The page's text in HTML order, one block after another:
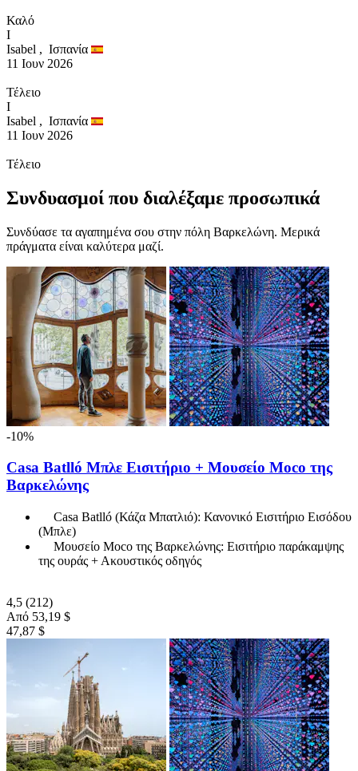
Καλό
I
Isabel , Ισπανία
11 Ιουν 2026
Τέλειο
I
Isabel , Ισπανία
11 Ιουν 2026
Τέλειο
Συνδυασμοί που διαλέξαμε προσωπικά
Συνδύασε τα αγαπημένα σου στην πόλη Βαρκελώνη. Μερικά
πράγματα είναι καλύτερα μαζί.
-10%
Casa Batlló Μπλε Εισιτήριο + Μουσείο Moco της
Βαρκελώνης
Casa Batlló (Κάζα Μπατλιό): Κανονικό Εισιτήριο Εισόδου
(Μπλε)
Μουσείο Moco της Βαρκελώνης: Εισιτήριο παράκαμψης
της ουράς + Ακουστικός οδηγός
4,5 (212)
Από 53,19 $
47,87 $